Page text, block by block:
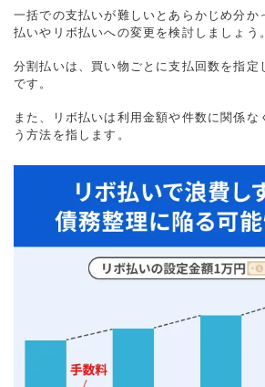
一括での支払いが難しいとあらかじめ分か
払いやリボ払いへの変更を検討しましょう。
分割払いは、買い物ごとに支払回数を指定
です。
また、リボ払いは利用金額や件数に関係な
う方法を指します。